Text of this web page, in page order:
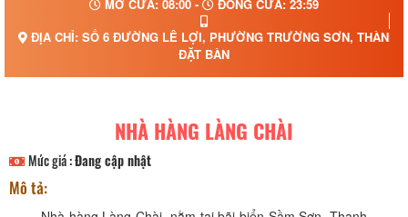
MỞ CỬA: 08:00 -
ĐÓNG CỬA: 23:59
ĐỊA CHỈ: SỐ 6 ĐƯỜNG LÊ LỢI, PHƯỜNG TRƯỜNG SƠN, THÀNH
ĐẶT BÀN
NHÀ HÀNG LÀNG CHÀI
Mức giá :Đang cập nhật
Mô tả: